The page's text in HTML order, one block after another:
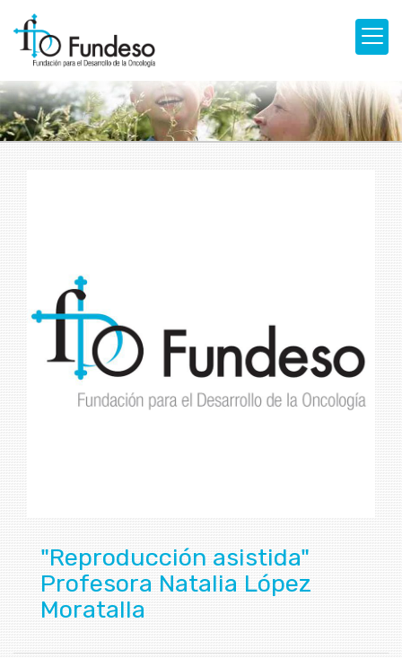
"Reproducción asistida"
Profesora Natalia López
Moratalla